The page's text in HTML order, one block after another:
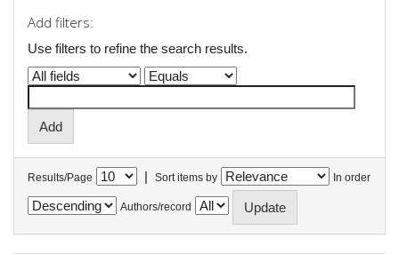
Add filters:
Use filters to refine the search results.
Results/Page | Sort items by In order
Authors/record